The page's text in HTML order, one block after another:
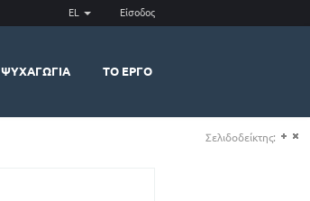
EL Είσοδος
ΨΥΧΑΓΩΓΊΑ ΤΟ ΈΡΓΟ
Σελιδοδείκτης: